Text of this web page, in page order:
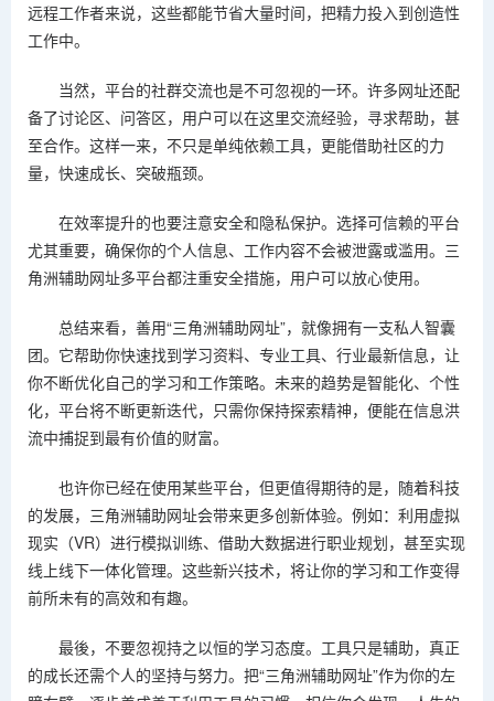
远程工作者来说，这些都能节省大量时间，把精力投入到创造性
工作中。
当然，平台的社群交流也是不可忽视的一环。许多网址还配
备了讨论区、问答区，用户可以在这里交流经验，寻求帮助，甚
至合作。这样一来，不只是单纯依赖工具，更能借助社区的力
量，快速成长、突破瓶颈。
在效率提升的也要注意安全和隐私保护。选择可信赖的平台
尤其重要，确保你的个人信息、工作内容不会被泄露或滥用。三
角洲辅助网址多平台都注重安全措施，用户可以放心使用。
总结来看，善用“三角洲辅助网址”，就像拥有一支私人智囊
团。它帮助你快速找到学习资料、专业工具、行业最新信息，让
你不断优化自己的学习和工作策略。未来的趋势是智能化、个性
化，平台将不断更新迭代，只需你保持探索精神，便能在信息洪
流中捕捉到最有价值的财富。
也许你已经在使用某些平台，但更值得期待的是，随着科技
的发展，三角洲辅助网址会带来更多创新体验。例如：利用虚拟
现实（VR）进行模拟训练、借助大数据进行职业规划，甚至实现
线上线下一体化管理。这些新兴技术，将让你的学习和工作变得
前所未有的高效和有趣。
最後，不要忽视持之以恒的学习态度。工具只是辅助，真正
的成长还需个人的坚持与努力。把“三角洲辅助网址”作为你的左